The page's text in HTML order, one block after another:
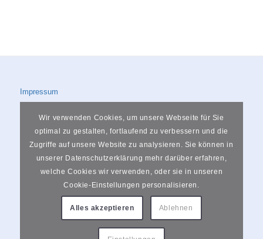
Impressum
Rheinstraße 34, 56564 Neuwied
info@fotostudio-bartz.de
Wir verwenden Cookies, um unsere Webseite für Sie
optimal zu gestalten, fortlaufend zu verbessern und die
Zugriffe auf unsere Website zu analysieren. Sie können in
unserer Datenschutzerklärung mehr darüber erfahren,
welche Cookies wir verwenden, oder sie in unseren
Cookie-Einstellungen personalisieren.
Alles akzeptieren Ablehnen